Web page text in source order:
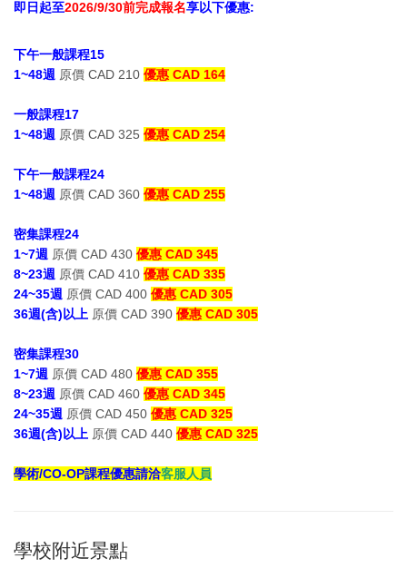
即日起至2026/9/30前完成報名享以下優惠:
下午一般課程15
1~48週 原價 CAD 210 優惠 CAD 164
一般課程17
1~48週 原價 CAD 325 優惠 CAD 254
下午一般課程24
1~48週 原價 CAD 360 優惠 CAD 255
密集課程24
1~7週 原價 CAD 430 優惠 CAD 345
8~23週 原價 CAD 410 優惠 CAD 335
24~35週 原價 CAD 400 優惠 CAD 305
36週(含)以上 原價 CAD 390 優惠 CAD 305
密集課程30
1~7週 原價 CAD 480 優惠 CAD 355
8~23週 原價 CAD 460 優惠 CAD 345
24~35週 原價 CAD 450 優惠 CAD 325
36週(含)以上 原價 CAD 440 優惠 CAD 325
學術/CO-OP課程優惠請洽客服人員
學校附近景點